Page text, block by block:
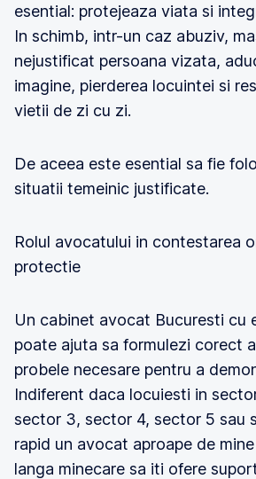
esential: protejeaza viata si
In schimb, intr-un caz abuziv,
nejustificat persoana vizata,
imagine, pierderea locuintei si
vietii de zi cu zi.
De aceea este esential sa fie
situatii temeinic justificate.
Rolul avocatului in contestarea
protectie
Un cabinet avocat Bucuresti cu
poate ajuta sa formulezi corect
probele necesare pentru a
Indiferent daca locuiesti in
sector 3, sector 4, sector 5 sau
rapid un avocat aproape de
langa minecare sa iti ofere